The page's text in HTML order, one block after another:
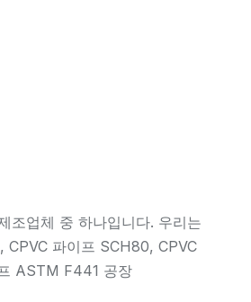
조업체 중 하나입니다. 우리는
CPVC 파이프 SCH80, CPVC
ASTM F441 공장